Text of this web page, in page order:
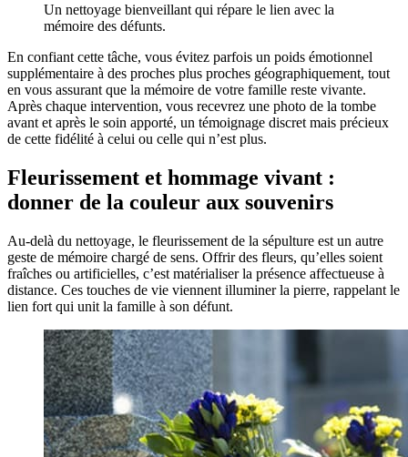
Un nettoyage bienveillant qui répare le lien avec la
mémoire des défunts.
En confiant cette tâche, vous évitez parfois un poids émotionnel
supplémentaire à des proches plus proches géographiquement, tout
en vous assurant que la mémoire de votre famille reste vivante.
Après chaque intervention, vous recevrez une photo de la tombe
avant et après le soin apporté, un témoignage discret mais précieux
de cette fidélité à celui ou celle qui n’est plus.
Fleurissement et hommage vivant :
donner de la couleur aux souvenirs
Au-delà du nettoyage, le fleurissement de la sépulture est un autre
geste de mémoire chargé de sens. Offrir des fleurs, qu’elles soient
fraîches ou artificielles, c’est matérialiser la présence affectueuse à
distance. Ces touches de vie viennent illuminer la pierre, rappelant le
lien fort qui unit la famille à son défunt.